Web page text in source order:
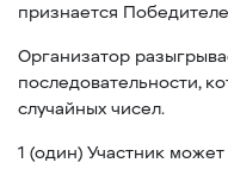
признается
Организатор
последовательности,
случайных чисел.
1 (один) Участник